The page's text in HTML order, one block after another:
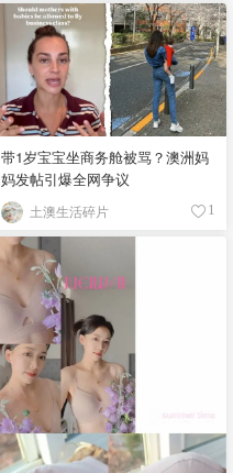
带1岁宝宝坐商务舱被骂？澳洲妈
妈发帖引爆全网争议
土澳生活碎片 1